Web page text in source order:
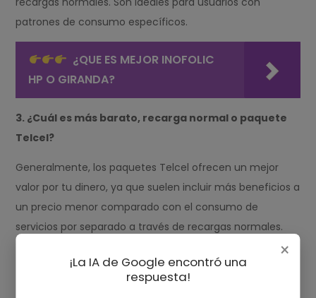
patrones de consumo específicos.
¿QUE ES MEJOR INOFOLIC
HP O GIRANDA?
3. ¿Cuál es más barato, recarga normal o paquete
Telcel?
Generalmente, los paquetes Telcel ofrecen un mejor
valor por tu dinero, ya que suelen incluir más beneficios a
un precio menor comparado con el consumo de
servicios por separado a través de recargas normales.
4. ¿Qué debo considerar al elegir entre recarga y×
¡La IA de Google encontró una
respuesta!